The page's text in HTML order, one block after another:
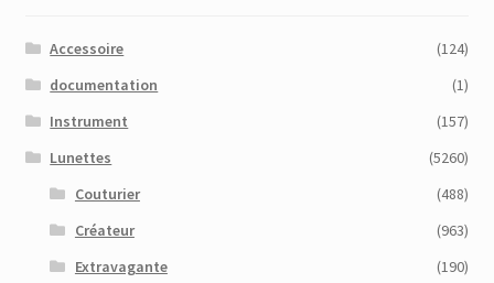
Accessoire
(124)
documentation
(1)
Instrument
(157)
Lunettes
(5260)
Couturier
(488)
Créateur
(963)
Extravagante
(190)